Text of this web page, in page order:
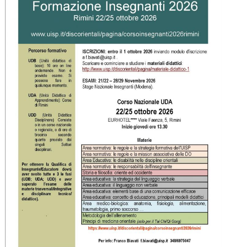
La formazione Uisp rallenta ma prosegue anche in estate
Tiziano Pesce nel Cda di Fondazione Terzjus: prima riunione a